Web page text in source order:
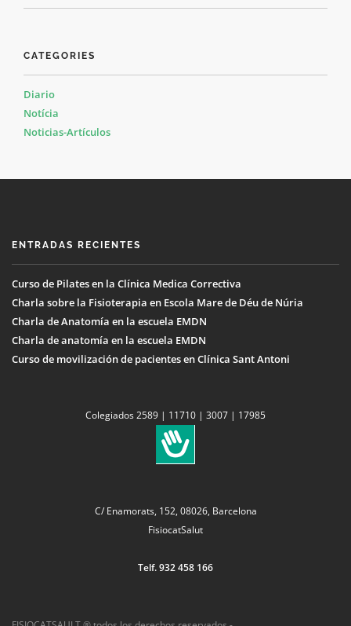
CATEGORIES
Diario
Notícia
Noticias-Artículos
ENTRADAS RECIENTES
Curso de Pilates en la Clínica Medica Correctiva
Charla sobre la Fisioterapia en Escola Mare de Déu de Núria
Charla de Anatomía en la escuela EMDN
Charla de anatomía en la escuela EMDN
Curso de movilización de pacientes en Clínica Sant Antoni
Colegiados 2589 | 11710 | 3007 | 17985
C/ Enamorats, 152, 08026, Barcelona
FisiocatSalut
Telf. 932 458 166